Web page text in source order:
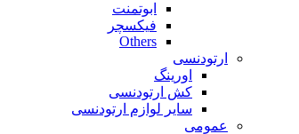
ابوتمنت
فیکسچر
Others
ارتودنسی
اورینگ
کش ارتودنسی
سایر لوازم ارتودنسی
عمومی